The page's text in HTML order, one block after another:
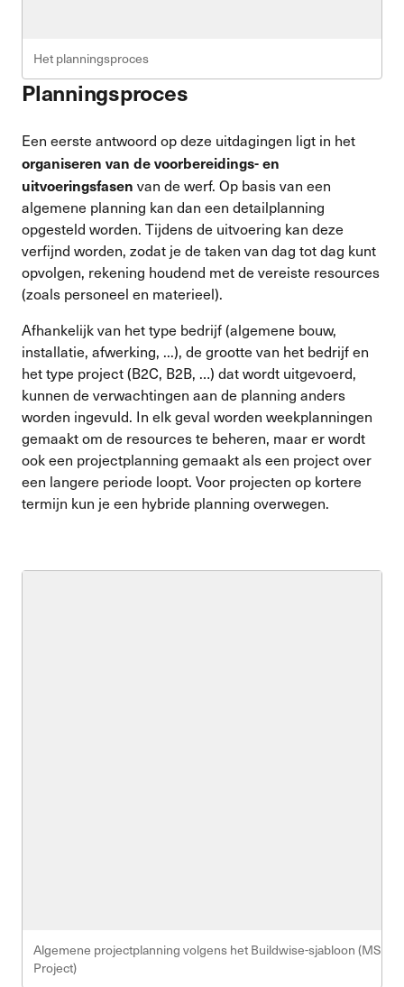
Het planningsproces
Planningsproces
Een eerste antwoord op deze uitdagingen ligt in het
organiseren van devoorbereidings- en
uitvoeringsfasen van de werf. Op basis van een
algemene planning kan dan een detailplanning
opgesteld worden. Tijdens de uitvoering kan deze
verfijnd worden, zodat je de taken van dag tot dag kunt
opvolgen, rekening houdend met de vereiste resources
(zoals personeel en materieel).
Afhankelijk van het type bedrijf (algemene bouw,
installatie, afwerking, ...), de grootte van het bedrijf en
het type project (B2C, B2B, …) dat wordt uitgevoerd,
kunnen de verwachtingen aan de planning anders
worden ingevuld. In elk geval worden weekplanningen
gemaakt om de resources te beheren, maar er wordt
ook een projectplanning gemaakt als een project over
een langere periode loopt. Voor projecten op kortere
termijn kun je een hybride planning overwegen.
Algemene projectplanning volgens het Buildwise-sjabloon (MS
Project)